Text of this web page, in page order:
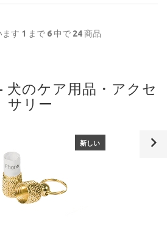
ます 1 まで 6中で 24商品
犬のケア用品・アクセ
サリー
新しい